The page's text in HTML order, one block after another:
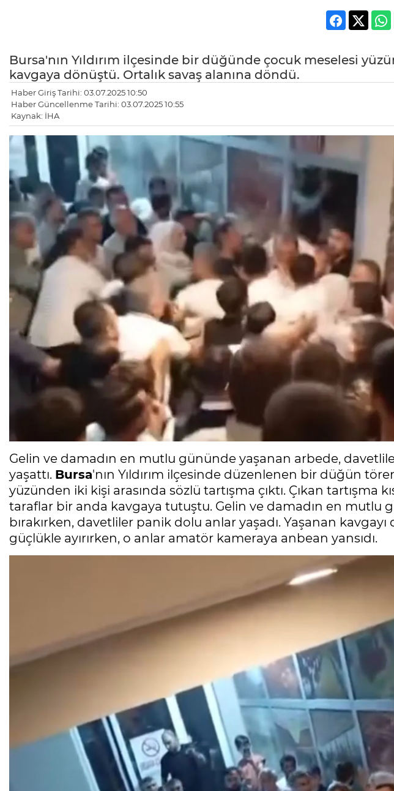
Bursa'nın Yıldırım ilçesinde bir düğünde çocuk meselesi
kavgaya dönüştü. Ortalık savaş alanına döndü.
Haber Giriş Tarihi: 03.07.2025 10:50
Haber Güncellenme Tarihi: 03.07.2025 10:55
Kaynak: İHA
Gelin ve damadın en mutlu gününde yaşanan arbede,
yaşattı. Bursa'nın Yıldırım ilçesinde düzenlenen bir düğün
yüzünden iki kişi arasında sözlü tartışma çıktı. Çıkan tartışma
taraflar bir anda kavgaya tutuştu. Gelin ve damadın en mutlu
bırakırken, davetliler panik dolu anlar yaşadı. Yaşanan
güçlükle ayırırken, o anlar amatör kameraya anbean yansıdı.